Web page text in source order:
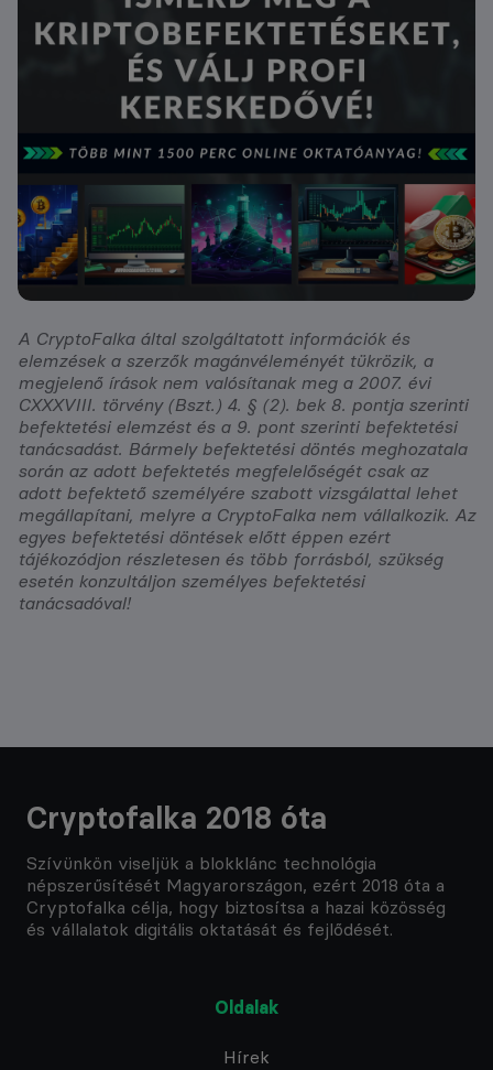
A CryptoFalka által szolgáltatott információk és
elemzések a szerzők magánvéleményét tükrözik, a
megjelenő írások nem valósítanak meg a 2007. évi
CXXXVIII. törvény (Bszt.) 4. § (2). bek 8. pontja szerinti
befektetési elemzést és a 9. pont szerinti befektetési
tanácsadást. Bármely befektetési döntés meghozatala
során az adott befektetés megfelelőségét csak az
adott befektető személyére szabott vizsgálattal lehet
megállapítani, melyre a CryptoFalka nem vállalkozik. Az
egyes befektetési döntések előtt éppen ezért
tájékozódjon részletesen és több forrásból, szükség
esetén konzultáljon személyes befektetési
tanácsadóval!
Cryptofalka 2018 óta
Szívünkön viseljük a blokklánc technológia
népszerűsítését Magyarországon, ezért 2018 óta a
Cryptofalka célja, hogy biztosítsa a hazai közösség
és vállalatok digitális oktatását és fejlődését.
Oldalak
Hírek